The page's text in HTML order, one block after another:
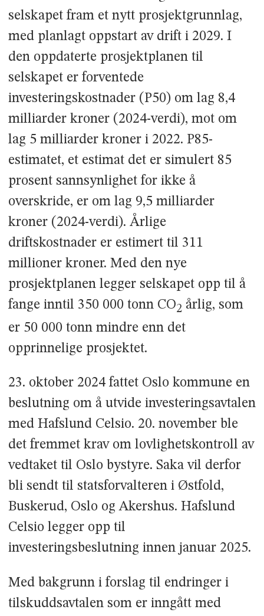
selskapet fram et nytt prosjektgrunnlag,
med planlagt oppstart av drift i 2029. I
den oppdaterte prosjektplanen til
selskapet er forventede
investeringskostnader (P50) om lag 8,4
milliarder kroner (2024-verdi), mot om
lag 5 milliarder kroner i 2022. P85-
estimatet, et estimat det er simulert 85
prosent sannsynlighet for ikke å
overskride, er om lag 9,5 milliarder
kroner (2024-verdi). Årlige
driftskostnader er estimert til 311
millioner kroner. Med den nye
prosjektplanen legger selskapet opp til å
fange inntil 350 000 tonn CO2 årlig, som
er 50 000 tonn mindre enn det
opprinnelige prosjektet.
23. oktober 2024 fattet Oslo kommune en
beslutning om å utvide investeringsavtalen
med Hafslund Celsio. 20. november ble
det fremmet krav om lovlighetskontroll av
vedtaket til Oslo bystyre. Saka vil derfor
bli sendt til statsforvalteren i Østfold,
Buskerud, Oslo og Akershus. Hafslund
Celsio legger opp til
investeringsbeslutning innen januar 2025.
Med bakgrunn i forslag til endringer i
tilskuddsavtalen som er inngått med